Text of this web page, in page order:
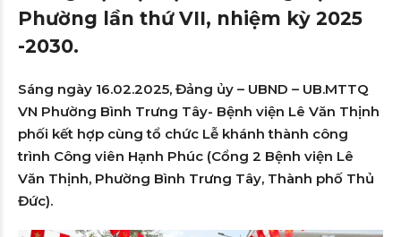
Phường lần thứ VII, nhiệm kỳ 2025
-2030.
Sáng ngày 16.02.2025, Đảng ủy – UBND – UB.MTTQ
VN Phường Bình Trưng Tây- Bệnh viện Lê Văn Thịnh
phối kết hợp cùng tổ chức Lễ khánh thành công
trình Công viên Hạnh Phúc (Cổng 2 Bệnh viện Lê
Văn Thịnh, Phường Bình Trưng Tây, Thành phố Thủ
Đức).